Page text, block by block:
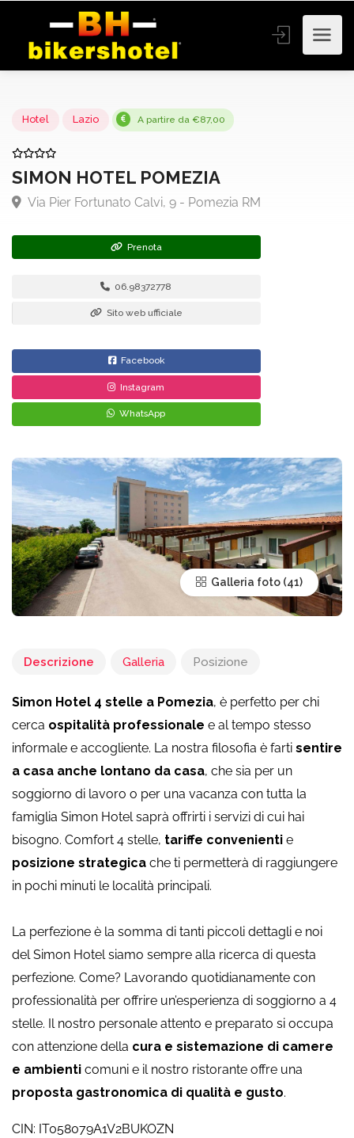
A partire da €87,00
SIMON HOTEL POMEZIA
06.98372778
Facebook
Instagram
Galleria foto
Descrizione Galleria Posizione
Simon Hotel 4 stelle a Pomezia, è perfetto per chi
cerca ospitalità professionale e al tempo stesso
informale e accogliente. La nostra filosofia è farti sentire
a casa anche lontano da casa, che sia per un
soggiorno di lavoro o per una vacanza con tutta la
famiglia Simon Hotel saprà offrirti i servizi di cui hai
bisogno. Comfort 4 stelle, tariffe convenienti e
posizione strategica che ti permetterà di raggiungere
in pochi minuti le località principali.
La perfezione è la somma di tanti piccoli dettagli e noi
del Simon Hotel siamo sempre alla ricerca di questa
perfezione. Come? Lavorando quotidianamente con
professionalità per offrire un’esperienza di soggiorno a 4
stelle. Il nostro personale attento e preparato si occupa
con attenzione della cura e sistemazione di camere
e ambienti comuni e il nostro ristorante offre una
proposta gastronomica di qualità e gusto.
CIN: IT058079A1V2BUKOZN